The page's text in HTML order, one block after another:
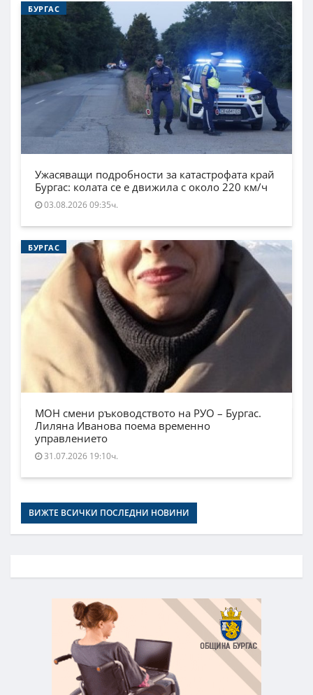
БУРГАС
Ужасяващи подробности за катастрофата край
Бургас: колата се е движила с около 220 км/ч
03.08.2026 09:35ч.
БУРГАС
МОН смени ръководството на РУО – Бургас.
Лиляна Иванова поема временно
управлението
31.07.2026 19:10ч.
ВИЖТЕ ВСИЧКИ ПОСЛЕДНИ НОВИНИ